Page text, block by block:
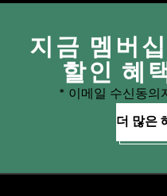
지금 멤버
할인 혜
* 이메일 수신동의
더 많은